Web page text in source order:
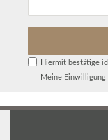
Hiermit bestätige
Meine Einwilligung